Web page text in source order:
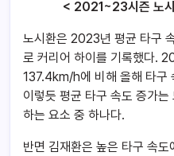
< 2021~23시즌 노
노시환은 2023년 평균 타구
로 커리어 하이를 기록했다.
137.4km/h에 비해 올해 타구
이렇듯 평균 타구 속도 증가
하는 요소 중 하나다.
반면 김재환은 높은 타구 속